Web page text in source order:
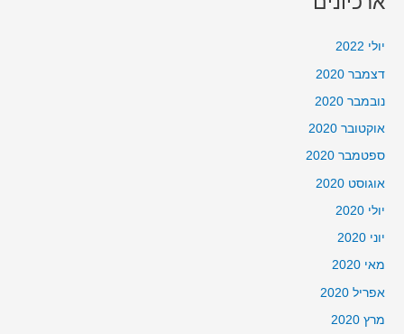
יולי 2022
דצמבר 2020
נובמבר 2020
אוקטובר 2020
ספטמבר 2020
אוגוסט 2020
יולי 2020
יוני 2020
מאי 2020
אפריל 2020
מרץ 2020